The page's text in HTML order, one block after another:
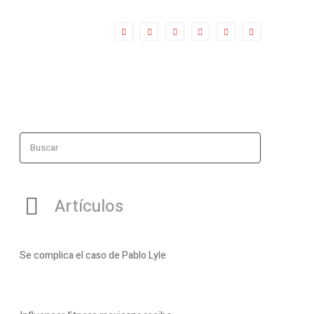
Buscar
Artículos
Se complica el caso de Pablo Lyle